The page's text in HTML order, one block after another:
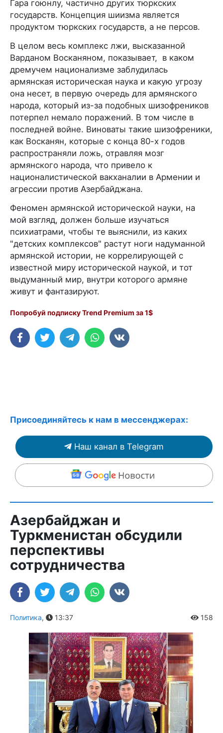
Гара гоюнлу, частично других тюркских
государств. Концепция шиизма является
продуктом тюркских государств, а не персов.
В целом весь комплекс лжи, высказанной
Варданом Восканяном, показывает, в каком
дремучем национализме заблудилась
армянская историческая наука и какую угрозу
она несет, в первую очередь для армянского
народа, который из-за подобных шизофреников
потерпел немало поражений. В том числе в
последней войне. Виноваты такие шизофреники,
как Восканян, которые с конца 80-х годов
распространяли ложь, отравляя мозг
армянского народа, что привело к
националистической вакханалии в Армении и
агрессии против Азербайджана.
Феномен армянской исторической науки, на
мой взгляд, должен больше изучаться
психиатрами, чтобы те выяснили, из каких
"детских комплексов" растут ноги надуманной
армянской истории, не коррелирующей с
известной миру исторической наукой, и тот
выдуманный мир, внутри которого армяне
живут и фантазируют.
Попробуй подписку Trend Premium за 1$
Присоединяйтесь к нам в мессенджерах:
Наш канал в Telegram
Азербайджан и
Туркменистан обсудили
перспективы
сотрудничества
Политика, 13:37 158